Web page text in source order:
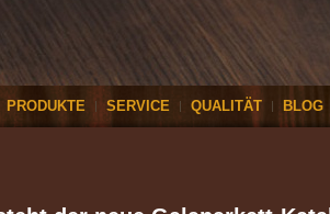
PRODUKTE SERVICE QUALITÄT BLOG